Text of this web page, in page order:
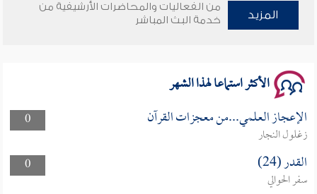
وأمنهم من خوف 9
المزيد
من الفعاليات والمحاضرات الأرشيفية من
خدمة البث المباشر
الأكثر استماعا لهذا الشهر
0 الإعجاز العلمي...من معجزات القرآن
زغلول النجار
0
القدر (24)
سفر الحوالي